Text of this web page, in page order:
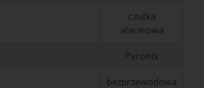
czujka
alarmowa
Pyronix
bezprzewodowa